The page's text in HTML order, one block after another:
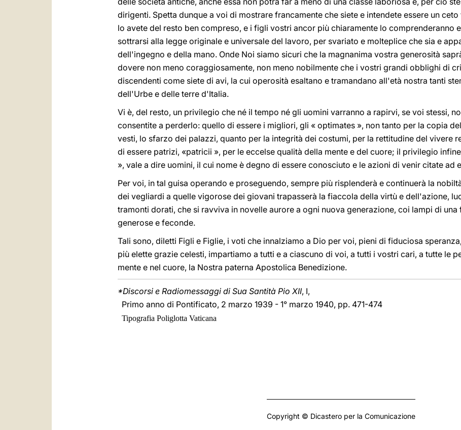
dirigenti. Spetta dunque a voi di mostrare francamente che siete e intendete essere un
lo avete del resto ben compreso, e i figli vostri ancor più chiaramente lo comprenderanno
sottrarsi alla legge originale e universale del lavoro, per svariato e molteplice che sia e
dell'ingegno e della mano. Onde Noi siamo sicuri che la magnanima vostra generosità
dovere non meno coraggiosamente, non meno nobilmente che i vostri grandi obblighi di
discendenti come siete di avi, la cui operosità esaltano e tramandano all'età nostra tanti
dell'Urbe e delle terre d'Italia.
Vi è, del resto, un privilegio che né il tempo né gli uomini varranno a rapirvi, se voi stessi,
consentite a perderlo: quello di essere i migliori, gli « optimates », non tanto per la copia
vesti, lo sfarzo dei palazzi, quanto per la integrità dei costumi, per la rettitudine del vivere
di essere patrizi, «patricii », per le eccelse qualità della mente e del cuore; il privilegio
», vale a dire uomini, il cui nome è degno di essere conosciuto e le azioni di venir citate ad
Per voi, in tal guisa operando e proseguendo, sempre più risplenderà e continuerà la
dei vegliardi a quelle vigorose dei giovani trapasserà la fiaccola della virtù e dell'azione,
tramonti dorati, che si ravviva in novelle aurore a ogni nuova generazione, coi lampi di
generose e feconde.
Tali sono, diletti Figli e Figlie, i voti che innalziamo a Dio per voi, pieni di fiduciosa
più elette grazie celesti, impartiamo a tutti e a ciascuno di voi, a tutti i vostri cari, a tutte le
mente e nel cuore, la Nostra paterna Apostolica Benedizione.
*Discorsi e Radiomessaggi di Sua Santità Pio XII, I,
Primo anno di Pontificato, 2 marzo 1939 - 1° marzo 1940, pp. 471-474
Tipografia Poliglotta Vaticana
Copyright © Dicastero per la Comunicazione